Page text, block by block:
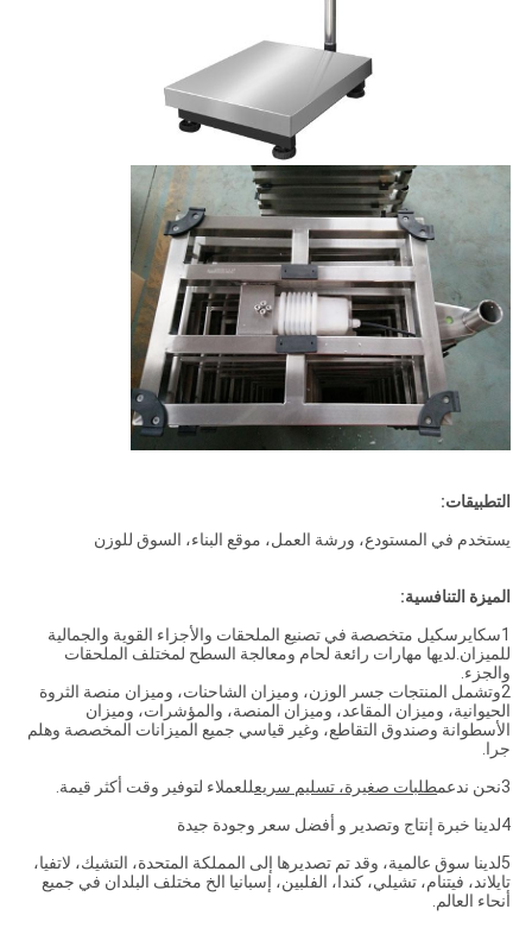
التطبيقات:
يستخدم في المستودع، ورشة العمل، موقع البناء، السوق للوزن
الميزة التنافسية:
1سكايرسكيل متخصصة في تصنيع الملحقات والأجزاء القوية والجمالية
للميزان.لديها مهارات رائعة لحام ومعالجة السطح لمختلف الملحقات
والجزء.
2وتشمل المنتجات جسر الوزن، وميزان الشاحنات، وميزان منصة الثروة
الحيوانية، وميزان المقاعد، وميزان المنصة، والمؤشرات، وميزان
الأسطوانة وصندوق التقاطع، وغير قياسي جميع الميزانات المخصصة وهلم
جرا.
3نحن ندعم
طلبات صغيرة، تسليم سريعللعملاء لتوفير وقت أكثر قيمة.
4لدينا خبرة إنتاج وتصدير و أفضل سعر وجودة جيدة
5لدينا سوق عالمية، وقد تم تصديرها إلى المملكة المتحدة، التشيك، لاتفيا،
تايلاند، فيتنام، تشيلي، كندا، الفلبين، إسبانيا الخ مختلف البلدان في جميع
أنحاء العالم.